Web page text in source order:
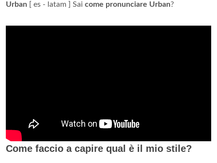
Urban [ es - latam ] Sai come pronunciare Urban?
Come faccio a capire qual è il mio stile?